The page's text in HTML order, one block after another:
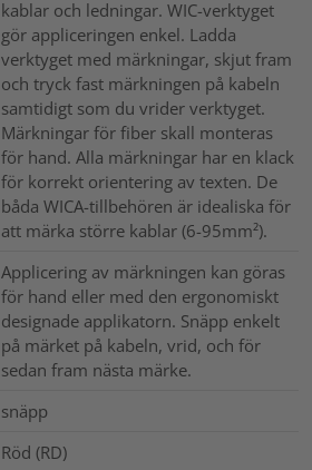
kablar och ledningar. WIC-verktyget
gör appliceringen enkel. Ladda
verktyget med märkningar, skjut fram
och tryck fast märkningen på kabeln
samtidigt som du vrider verktyget.
Märkningar för fiber skall monteras
för hand. Alla märkningar har en klack
för korrekt orientering av texten. De
båda WICA-tillbehören är idealiska för
att märka större kablar (6-95mm²).
Applicering av märkningen kan göras
för hand eller med den ergonomiskt
designade applikatorn. Snäpp enkelt
på märket på kabeln, vrid, och för
sedan fram nästa märke.
snäpp
Röd (RD)